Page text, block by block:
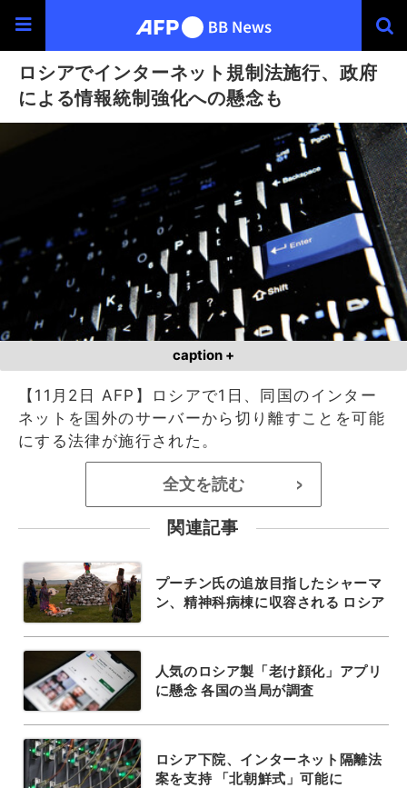
ロシアでインターネット規制法施行、政府
による情報統制強化への懸念も
caption +
【11月2日 AFP】ロシアで1日、同国のインター
ネットを国外のサーバーから切り離すことを可能
にする法律が施行された。
全文を読む >
関連記事
プーチン氏の追放目指したシャーマ
ン、精神科病棟に収容される ロシア
人気のロシア製「老け顔化」アプリ
に懸念 各国の当局が調査
ロシア下院、インターネット隔離法
案を支持 「北朝鮮式」可能に